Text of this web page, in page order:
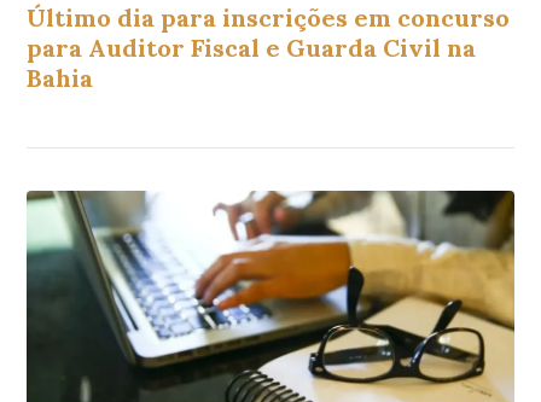
Último dia para inscrições em concurso
para Auditor Fiscal e Guarda Civil na
Bahia